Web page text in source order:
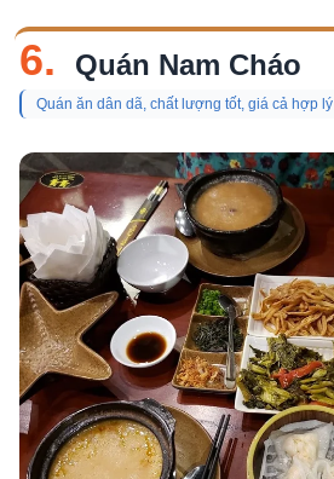
6. Quán Nam Cháo
Quán ăn dân dã, chất lượng tốt, giá cả hợp lý